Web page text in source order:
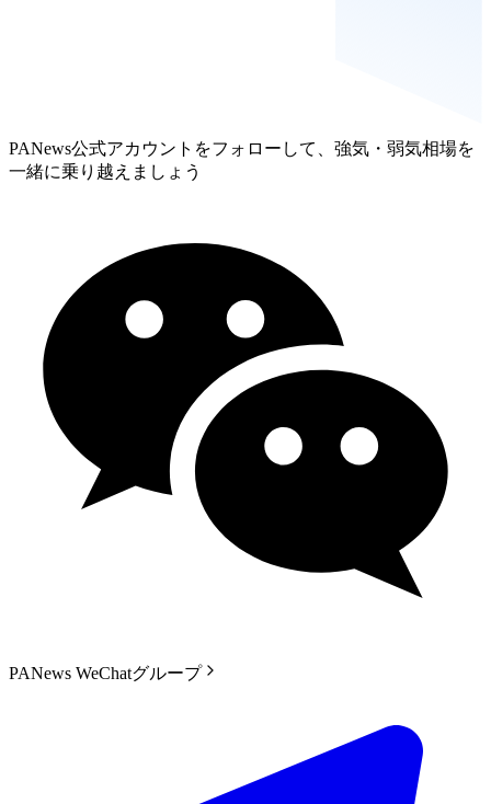
PANews公式アカウントをフォローして、強気・弱気相場を
一緒に乗り越えましょう
PANews WeChatグループ